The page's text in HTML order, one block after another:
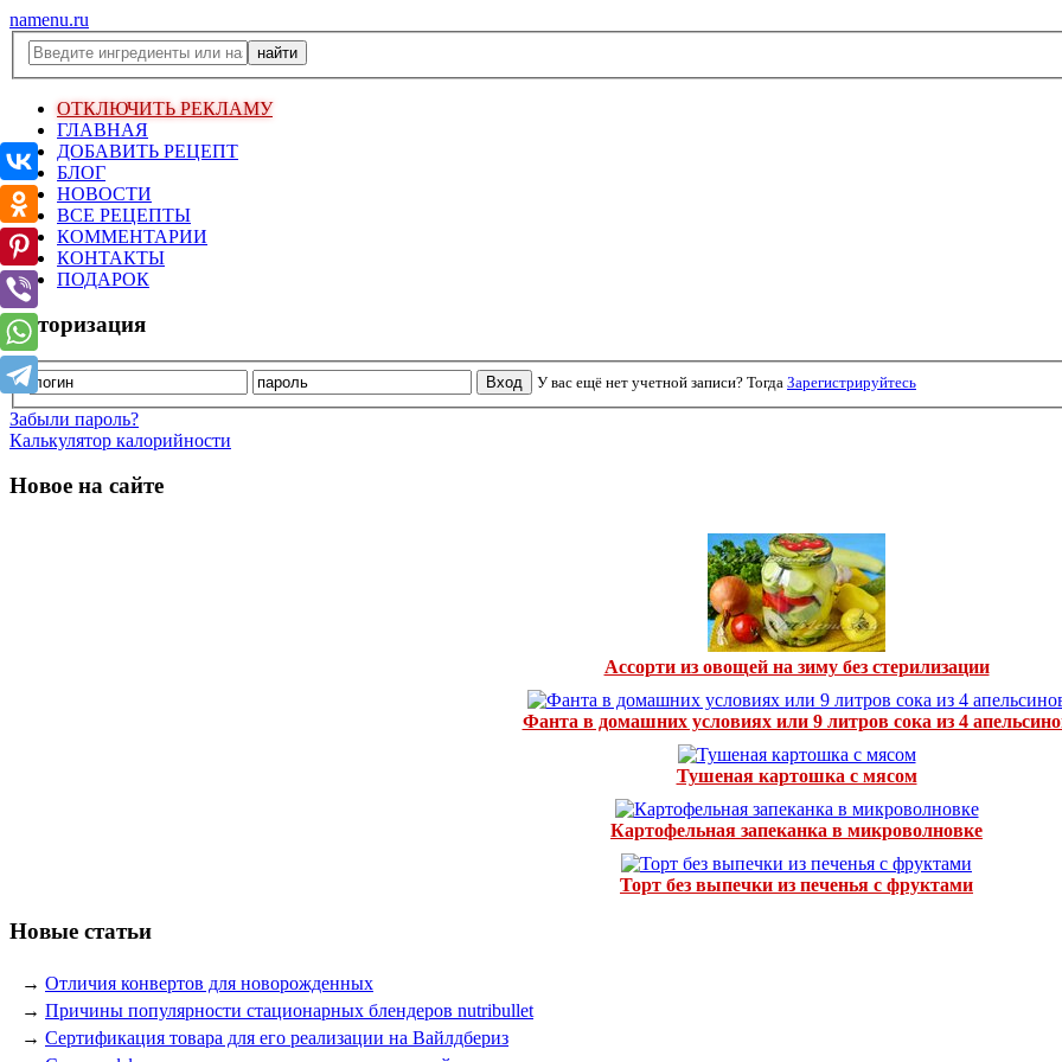
namenu.ru
ОТКЛЮЧИТЬ РЕКЛАМУ
ГЛАВНАЯ
ДОБАВИТЬ РЕЦЕПТ
БЛОГ
НОВОСТИ
ВСЕ РЕЦЕПТЫ
КОММЕНТАРИИ
КОНТАКТЫ
ПОДАРОК
Авторизация
У вас ещё нет учетной записи? Тогда Зарегистрируйтесь
Забыли пароль?
Калькулятор калорийности
Новое на сайте
Ассорти из овощей на зиму без стерилизации
Фанта в домашних условиях или 9 литров сока из 4
Тушеная картошка с мясом
Картофельная запеканка в микроволновке
Торт без выпечки из печенья с фруктами
Новые статьи
→ Отличия конвертов для новорожденных
→ Причины популярности стационарных блендеров nutribullet
→ Сертификация товара для его реализации на Вайлдбериз